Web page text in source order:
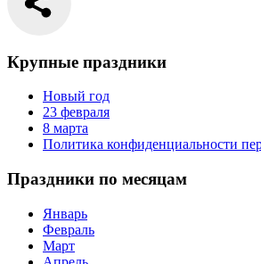
Крупные праздники
Новый год
23 февраля
8 марта
Политика конфиденциальности
Праздники по месяцам
Январь
Февраль
Март